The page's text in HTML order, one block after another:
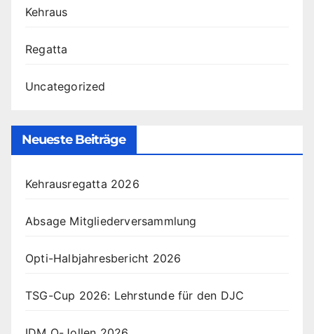
Kehraus
Regatta
Uncategorized
Neueste Beiträge
Kehrausregatta 2026
Absage Mitgliederversammlung
Opti-Halbjahresbericht 2026
TSG-Cup 2026: Lehrstunde für den DJC